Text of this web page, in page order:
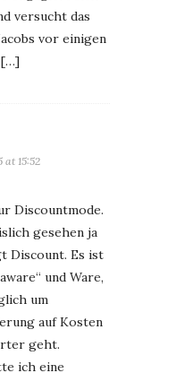
versucht das
vor einigen
[…]
at 15:52
Discountmode.
gesehen ja
Discount. Es ist
und Ware,
um
auf Kosten
geht.
ich eine